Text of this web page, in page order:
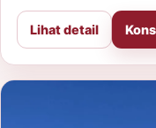
Lihat detail